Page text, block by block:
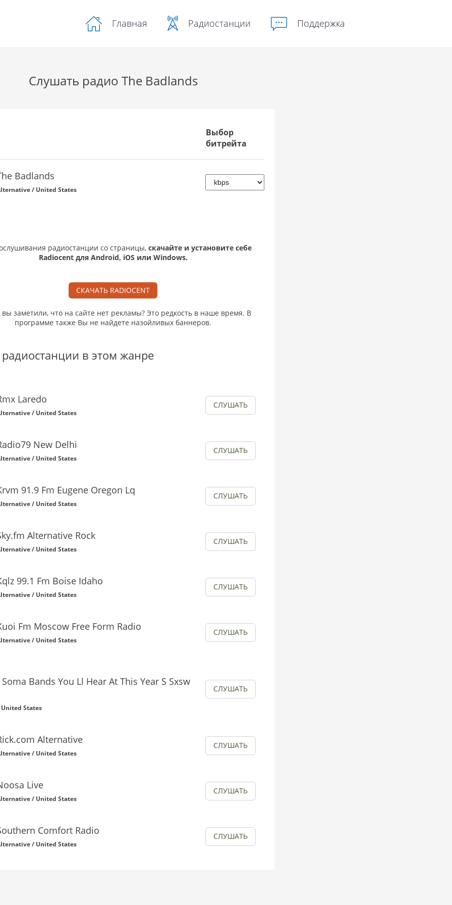
Главная Радиостанции Поддержка
Слушать радио The Badlands
Выбор
битрейта
Badlands
/ United States
радиостанции со страницы, скачайте и установите себе
Radiocent для Android, iOS или Windows.
СКАЧАТЬ RADIOCENT
вы заметили, что на сайте нет рекламы? Это редкость в наше время. В
программе также Вы не найдете назойливых баннеров.
в этом жанре
Laredo
/ United States
СЛУШАТЬ
New Delhi
/ United States
СЛУШАТЬ
91.9 Fm Eugene Oregon Lq
/ United States
СЛУШАТЬ
Alternative Rock
/ United States
СЛУШАТЬ
99.1 Fm Boise Idaho
/ United States
СЛУШАТЬ
Fm Moscow Free Form Radio
/ United States
СЛУШАТЬ
Bands You Ll Hear At This Year S Sxsw
States
СЛУШАТЬ
Alternative
/ United States
СЛУШАТЬ
Live
/ United States
СЛУШАТЬ
Comfort Radio
/ United States
СЛУШАТЬ